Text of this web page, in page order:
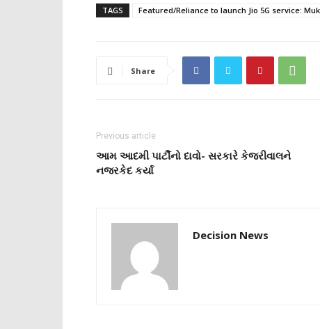
TAGS Featured/Reliance to launch Jio 5G service:
Share
Previous article
આમ આદમી પાર્ટીનો દાવો- સરકારે કેજરીવાલને
નજરકેદ કર્યા
Decision News